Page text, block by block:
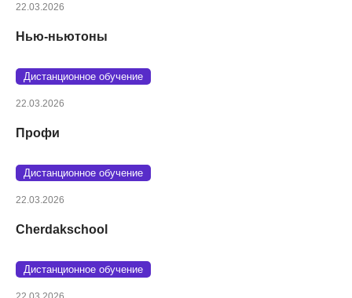
22.03.2026
Нью-ньютоны
Дистанционное обучение
22.03.2026
Профи
Дистанционное обучение
22.03.2026
Cherdakschool
Дистанционное обучение